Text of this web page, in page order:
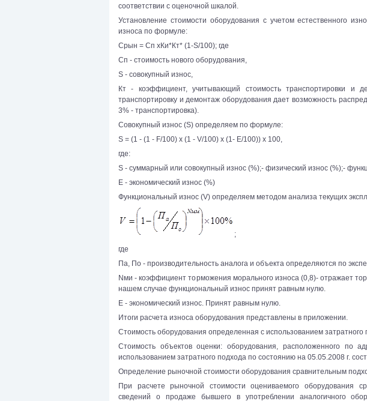
соответствии с оценочной шкалой.
Установление стоимости оборудования с учетом естественного
износа по формуле:
Срын = Сп хКи*Кт* (1-S/100); где
Сп - стоимость нового оборудования,
S - совокупный износ,
Кт - коэффициент, учитывающий стоимость транспортировки и
транспортировку и демонтаж оборудования дает возможность
3% - транспортировка).
Совокупный износ (S) определяем по формуле:
S = (1 - (1 - F/100) x (1 - V/100) х (1- Е/100)) х 100,
где:
S - суммарный или совокупный износ (%);- физический износ (%);-
Е - экономический износ (%)
Функциональный износ (V) определяем методом анализа текущих
;
где
Па, По - производительность аналога и объекта определяются по
Nми - коэффициент торможения морального износа (0,8)- отражает
нашем случае функциональный износ принят равным нулю.
Е - экономический износ. Принят равным нулю.
Итоги расчета износа оборудования представлены в приложении.
Стоимость оборудования определенная с использованием
Стоимость объектов оценки: оборудования, расположенного по
использованием затратного подхода по состоянию на 05.05.2008 г.
Определение рыночной стоимости оборудования сравнительным
При расчете рыночной стоимости оцениваемого оборудования
сведений о продаже бывшего в употреблении аналогичного